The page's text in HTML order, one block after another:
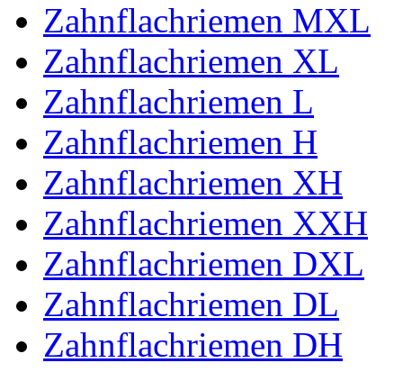
Zahnflachriemen MXL
Zahnflachriemen XL
Zahnflachriemen L
Zahnflachriemen H
Zahnflachriemen XH
Zahnflachriemen XXH
Zahnflachriemen DXL
Zahnflachriemen DL
Zahnflachriemen DH